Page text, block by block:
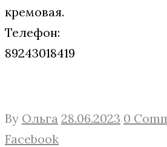
кремовая.
Телефон:
89243018419
By Ольга 28.06.2023 0
Facebook